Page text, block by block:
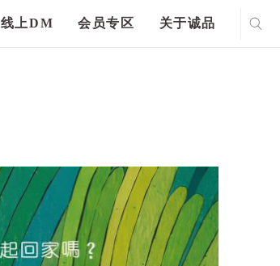
线上DM 会员专区 关于诚品